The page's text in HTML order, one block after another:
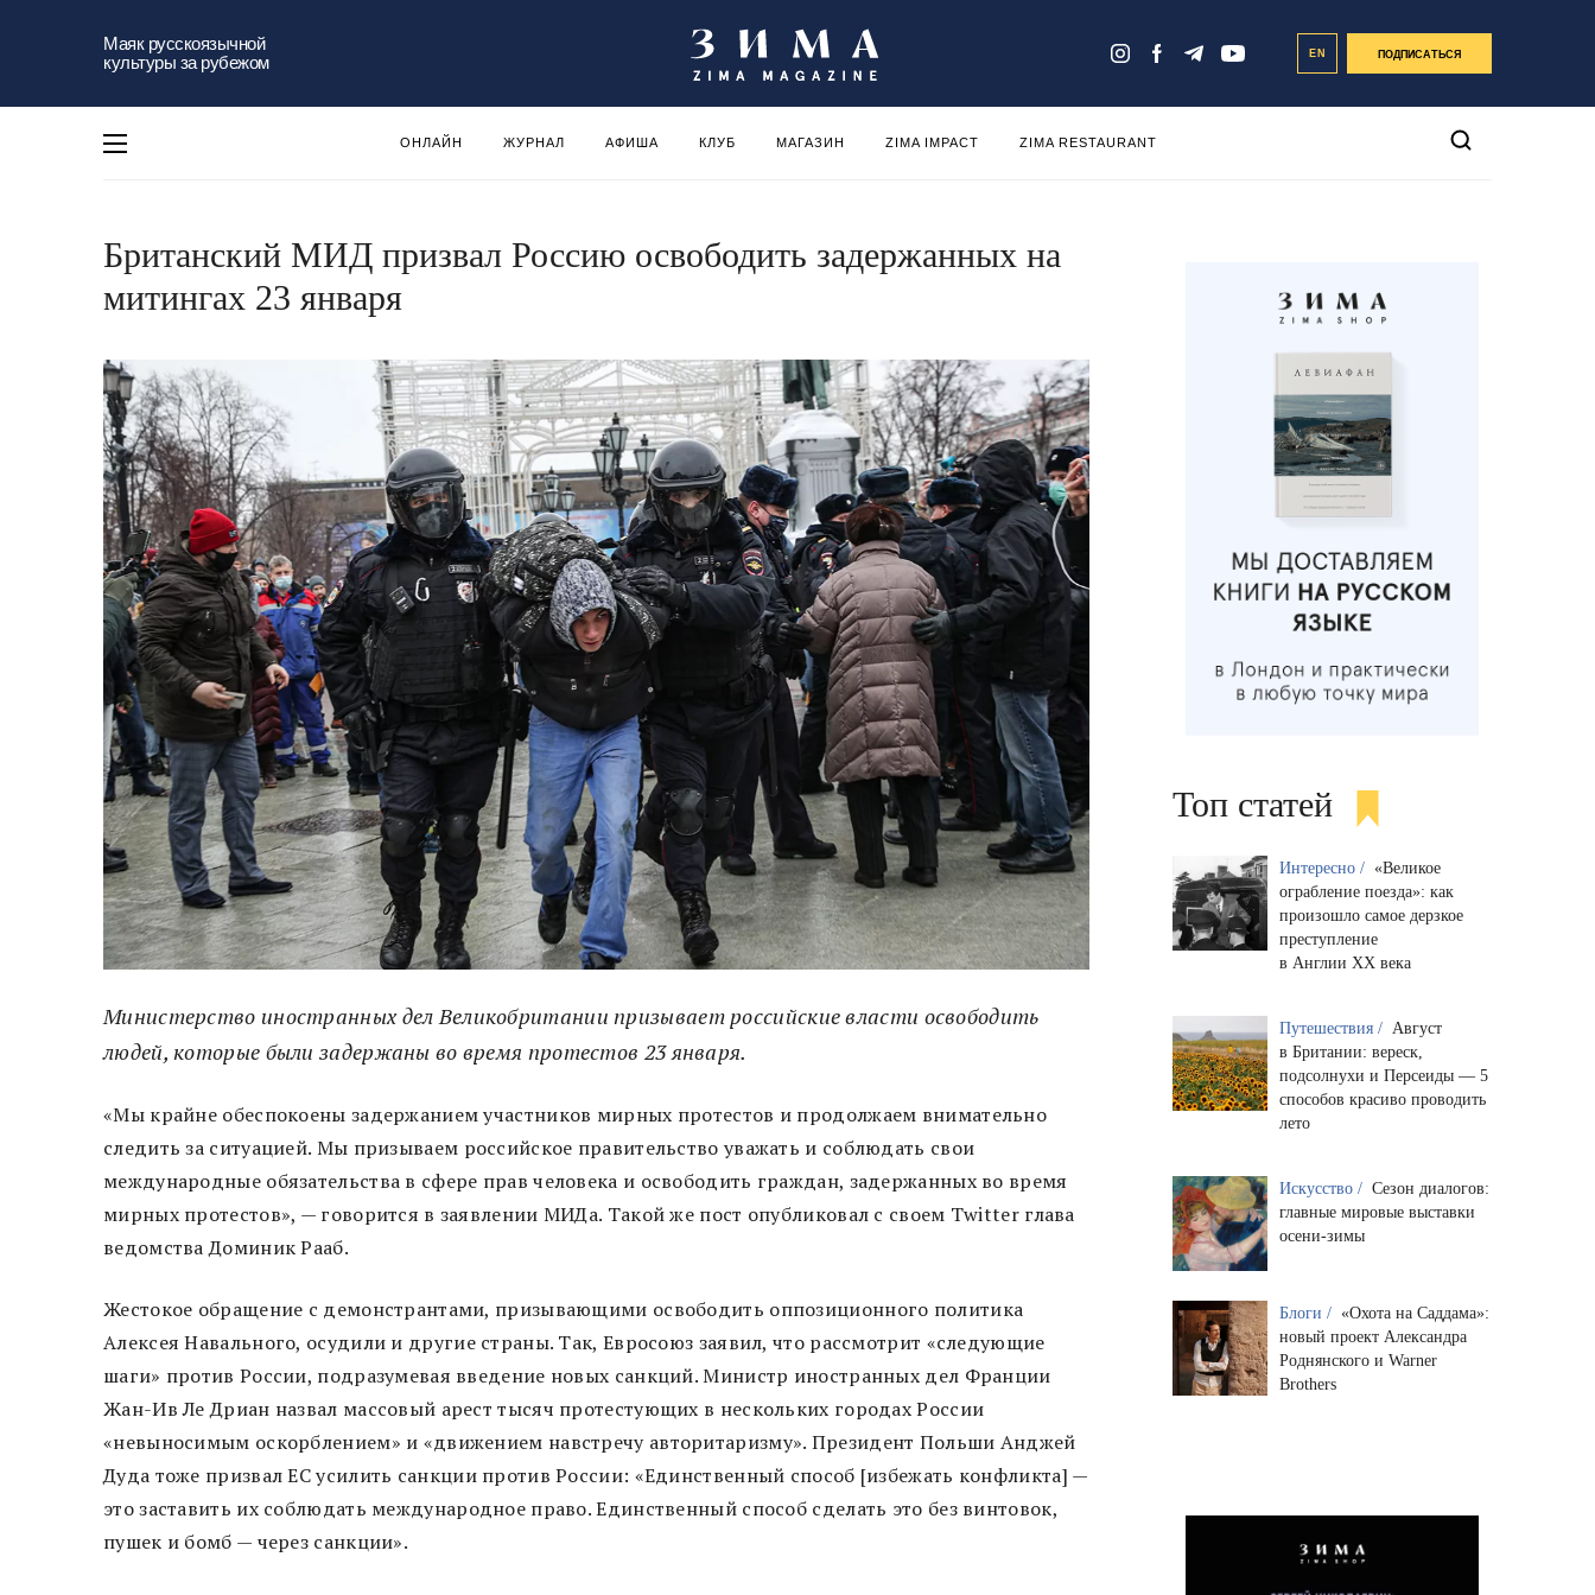
Маяк русскоязычной
культуры за рубежом
EN ПОДПИСАТЬСЯ
ОНЛАЙН ЖУРНАЛ АФИША КЛУБ МАГАЗИН ZIMA IMPACT ZIMA RESTAURANT
Британский МИД призвал Россию освободить задержанных на
митингах 23 января
Министерство иностранных дел Великобритании призывает российские власти освободить
людей, которые были задержаны во время протестов 23 января.
«Мы крайне обеспокоены задержанием участников мирных протестов и продолжаем внимательно
следить за ситуацией. Мы призываем российское правительство уважать и соблюдать свои
международные обязательства в сфере прав человека и освободить граждан, задержанных во время
мирных протестов», — говорится в заявлении МИДа. Такой же пост опубликовал с своем Twitter глава
ведомства Доминик Рааб.
Жестокое обращение с демонстрантами, призывающими освободить оппозиционного политика
Алексея Навального, осудили и другие страны. Так, Евросоюз заявил, что рассмотрит «следующие
шаги» против России, подразумевая введение новых санкций. Министр иностранных дел Франции
Жан-Ив Ле Дриан назвал массовый арест тысяч протестующих в нескольких городах России
«невыносимым оскорблением» и «движением навстречу авторитаризму». Президент Польши Анджей
Дуда тоже призвал ЕС усилить санкции против России: «Единственный способ [избежать конфликта] —
это заставить их соблюдать международное право. Единственный способ сделать это без винтовок,
пушек и бомб — через санкции».
Топ статей
Интересно / «Великое
ограбление поезда»: как
произошло самое дерзкое
преступление
в Англии XX века
Путешествия / Август
в Британии: вереск,
подсолнухи и Персеиды — 5
способов красиво проводить
лето
Искусство / Сезон диалогов:
главные мировые выставки
осени-зимы
Блоги / «Охота на Саддама»:
новый проект Александра
Роднянского и Warner
Brothers